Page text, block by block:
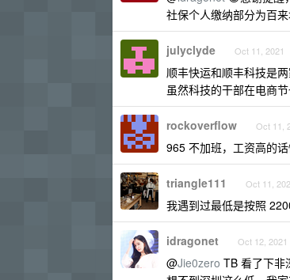
社保个人缴纳部分为百
julyclyde Oct 11, 2021
顺丰快运和顺丰科技是
虽然科技的干部在电商
rockoverflow Oct 11,
965 不加班，工资高的
triangle111 Oct 11,
我遇到过最低是按照
idragonet Oct 12, 2021
@Jie0zero TB 看了下非